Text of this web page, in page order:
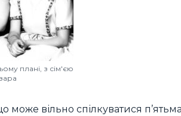
плані, з сім'єю
може вільно спілкуватися